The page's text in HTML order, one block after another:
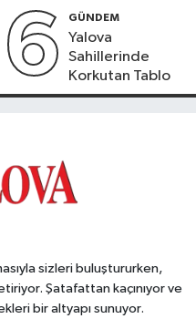
6 GÜNDEM
Yalova
Sahillerinde
Korkutan Tablo
sizleri buluştururken,
Şatafattan kaçınıyor ve
bir altyapı sunuyor.